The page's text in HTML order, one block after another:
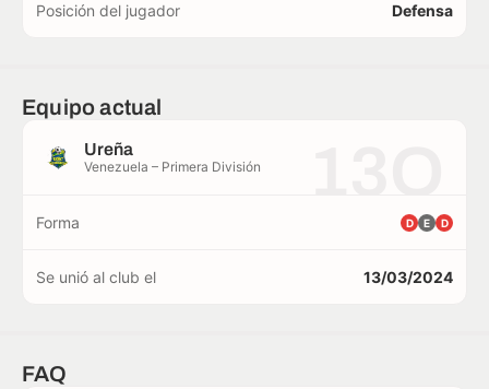
Posición del jugador Defensa
Equipo actual
Ureña
Venezuela – Primera División
Forma D E D
Se unió al club el 13/03/2024
FAQ